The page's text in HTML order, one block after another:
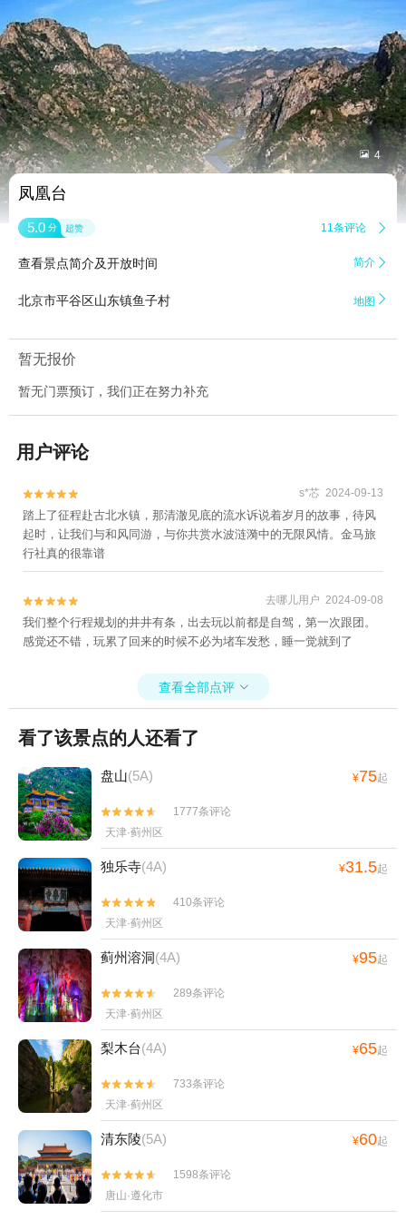
 4
凤凰台
5.0 分 超赞 11条评论 
查看景点简介及开放时间 简介 
北京市平谷区山东镇鱼子村 地图 
暂无报价
暂无门票预订，我们正在努力补充
用户评论

 s*芯 2024-09-13
踏上了征程赴古北水镇，那清澈见底的流水诉说着岁月的故事，待风
起时，让我们与和风同游，与你共赏水波涟漪中的无限风情。金马旅
行社真的很靠谱

 去哪儿用户 2024-09-08
我们整个行程规划的井井有条，出去玩以前都是自驾，第一次跟团。
感觉还不错，玩累了回来的时候不必为堵车发愁，睡一觉就到了
查看全部点评 
看了该景点的人还看了
盘山(5A) ¥75起


1777条评论
天津·蓟州区
独乐寺(4A) ¥31.5起


410条评论
天津·蓟州区
蓟州溶洞(4A) ¥95起


289条评论
天津·蓟州区
梨木台(4A) ¥65起


733条评论
天津·蓟州区
清东陵(5A) ¥60起


1598条评论
唐山·遵化市
